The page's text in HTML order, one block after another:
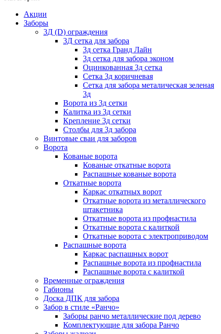
Акции
Заборы
3Д (D) ограждения
3Д сетка для забора
3д сетка Гранд Лайн
3д сетка для забора эконом
Оцинкованная 3д сетка
Сетка 3д коричневая
Сетка для забора металическая зеленая
3д
Ворота из 3д сетки
Калитка из 3д сетки
Крепление 3д сетки
Столбы для 3д забора
Винтовые сваи для заборов
Ворота
Кованые ворота
Кованые откатные ворота
Распашные кованые ворота
Откатные ворота
Каркас откатных ворот
Откатные ворота из металлического
штакетника
Откатные ворота из профнастила
Откатные ворота с калиткой
Откатные ворота с электроприводом
Распашные ворота
Каркас распашных ворот
Распашные ворота из профнастила
Распашные ворота с калиткой
Временные ограждения
Габионы
Доска ДПК для забора
Забор в стиле «Ранчо»
Заборы ранчо металлические под дерево
Комплектующие для забора Ранчо